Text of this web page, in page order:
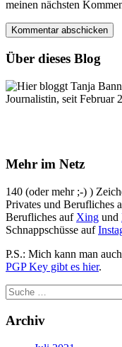
meinen nächsten
Über dieses Blog
Hier bloggt Tanja
Journalistin, seit Februar
Mehr im Netz
140 (oder mehr ;-) )
Privates und Berufliches
Berufliches auf Xing und
Schnappschüsse auf
P.S.: Mich kann man
PGP Key gibt es hier.
Archiv